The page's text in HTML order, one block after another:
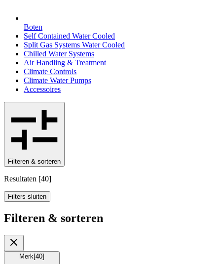
Boten
Self Contained Water Cooled
Split Gas Systems Water Cooled
Chilled Water Systems
Air Handling & Treatment
Climate Controls
Climate Water Pumps
Accessoires
Filteren & sorteren
Resultaten [40]
Filters sluiten
Filteren & sorteren
Merk [40]